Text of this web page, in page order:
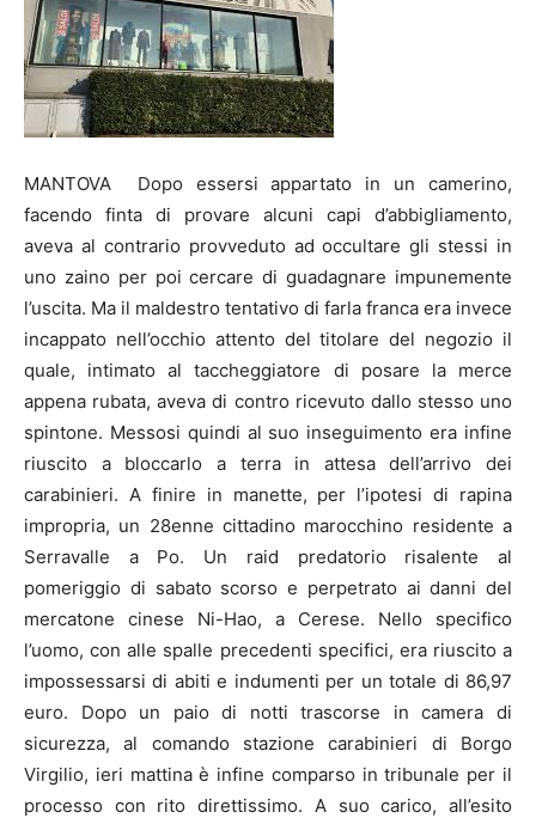
MANTOVA Dopo essersi appartato in un camerino,
facendo finta di provare alcuni capi d’abbigliamento,
aveva al contrario provveduto ad occultare gli stessi in
uno zaino per poi cercare di guadagnare impunemente
l’uscita. Ma il maldestro tentativo di farla franca era invece
incappato nell’occhio attento del titolare del negozio il
quale, intimato al taccheggiatore di posare la merce
appena rubata, aveva di contro ricevuto dallo stesso uno
spintone. Messosi quindi al suo inseguimento era infine
riuscito a bloccarlo a terra in attesa dell’arrivo dei
carabinieri. A finire in manette, per l’ipotesi di rapina
impropria, un 28enne cittadino marocchino residente a
Serravalle a Po. Un raid predatorio risalente al
pomeriggio di sabato scorso e perpetrato ai danni del
mercatone cinese Ni-Hao, a Cerese. Nello specifico
l’uomo, con alle spalle precedenti specifici, era riuscito a
impossessarsi di abiti e indumenti per un totale di 86,97
euro. Dopo un paio di notti trascorse in camera di
sicurezza, al comando stazione carabinieri di Borgo
Virgilio, ieri mattina è infine comparso in tribunale per il
processo con rito direttissimo. A suo carico, all’esito